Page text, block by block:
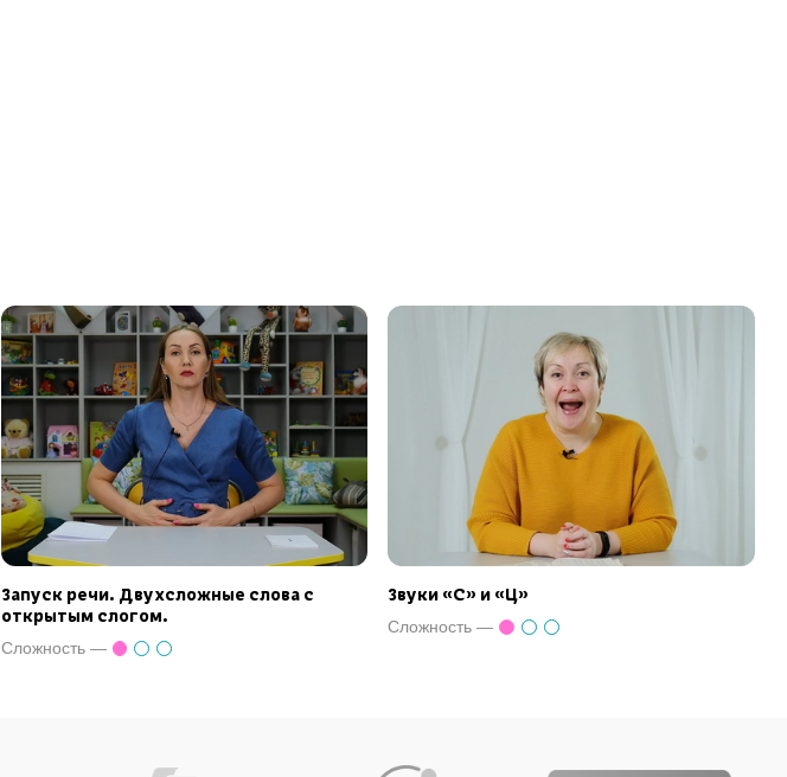
Запуск речи. Двухсложные слова с
открытым слогом.
Сложность —
Звуки «С» и «Ц»
Сложность —